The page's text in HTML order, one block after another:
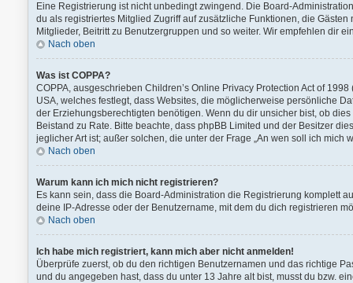
Eine Registrierung ist nicht unbedingt zwingend. Die Board-
du als registriertes Mitglied Zugriff auf zusätzliche Funktionen, die
Mitglieder, Beitritt zu Benutzergruppen und so weiter. Wir empfehlen dir
Nach oben
Was ist COPPA?
COPPA, ausgeschrieben Children’s Online Privacy Protection Act of
USA, welches festlegt, dass Websites, die möglicherweise persönliche
der Erziehungsberechtigten benötigen. Wenn du dir unsicher bist, ob
Beistand zu Rate. Bitte beachte, dass phpBB Limited und der Besitzer
jeglicher Art ist; außer solchen, die unter der Frage „An wen soll ich
Nach oben
Warum kann ich mich nicht registrieren?
Es kann sein, dass die Board-Administration die Registrierung komplett
deine IP-Adresse oder der Benutzername, mit dem du dich registrieren
Nach oben
Ich habe mich registriert, kann mich aber nicht anmelden!
Überprüfe zuerst, ob du den richtigen Benutzernamen und das richtige
und du angegeben hast, dass du unter 13 Jahre alt bist, musst du bzw.